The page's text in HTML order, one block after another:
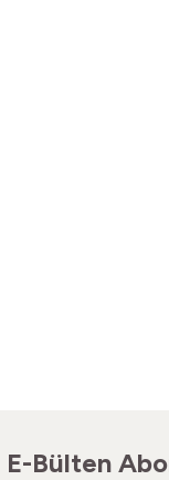
E-Bülten